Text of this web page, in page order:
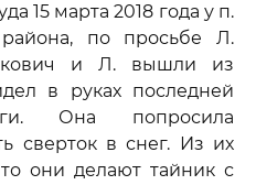
15 марта 2018 года у п.
по просьбе Л.
и Л. вышли из
в руках последней
Она попросила
сверток в снег. Из их
они делают тайник с